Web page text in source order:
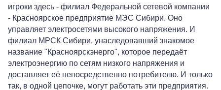
игроки здесь - филиал Федеральной сетевой компании
- Красноярское предприятие МЭС Сибири. Оно
управляет электросетями высокого напряжения. И
филиал МРСК Сибири, унаследовавший знакомое
название "Красноярскэнерго", которое передаёт
электроэнергию по сетям низкого напряжения и
доставляет её непосредственно потребителю. И только
так, в одной цепочке, могут работать эти предприятия.